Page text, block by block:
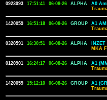
0923993 17:51:41 06-08-26 ALPHA
A0
1420059 16:51:18 06-08-26 GROUP
A1
0320591 16:30:51 06-08-26 ALPHA
INZET
MKA
0120901 16:24:17 06-08-26 ALPHA
A1
1420059 15:12:10 06-08-26 GROUP
A1